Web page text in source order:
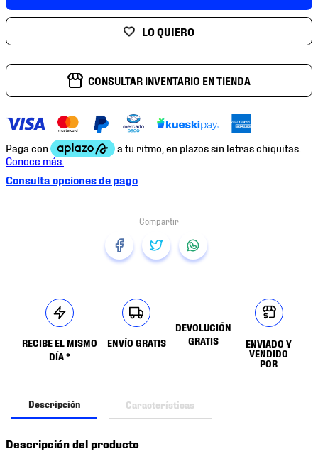
CONSULTAR INVENTARIO EN TIENDA
Consulta opciones de pago
RECIBE EL MISMO
DÍA *
ENVÍO GRATIS
DEVOLUCIÓN
GRATIS
ENVIADO Y
VENDIDO
POR
Descripción Características
Descripción del producto
9.
tenis niño
10. tenis nike